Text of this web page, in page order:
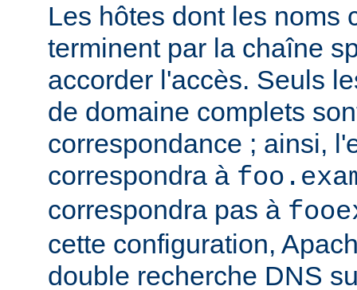
Les hôtes dont les noms
terminent par la chaîne
accorder l'accès. Seuls
de domaine complets
correspondance ; ainsi,
correspondra à
correspondra pas à
cette configuration,
double recherche DNS